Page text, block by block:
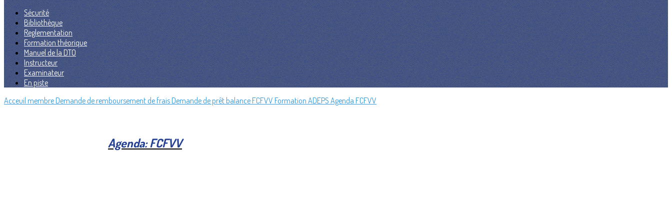
Sécurité
Bibliothèque
Reglementation
Formation théorique
Manuel de la DTO
Instructeur
Examinateur
En piste
Acceuil membre Demande de remboursement de frais Demande de prêt balance FCFVV Formation ADEPS Agenda FCFVV
Agenda: FCFVV